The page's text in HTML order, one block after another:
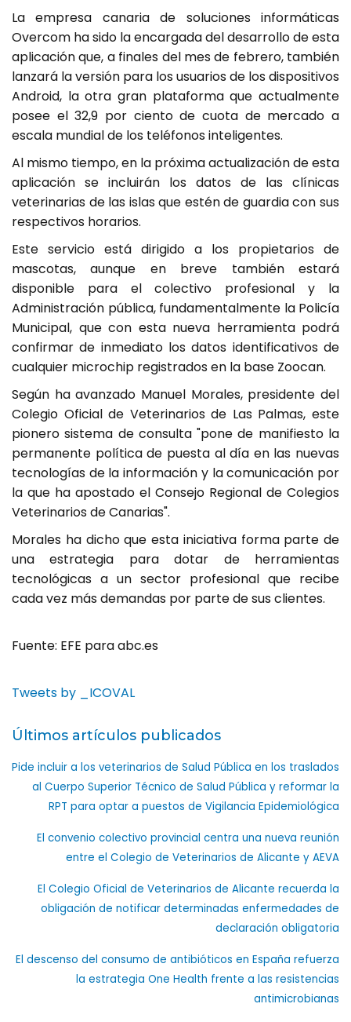
La empresa canaria de soluciones informáticas
Overcom ha sido la encargada del desarrollo de esta
aplicación que, a finales del mes de febrero, también
lanzará la versión para los usuarios de los dispositivos
Android, la otra gran plataforma que actualmente
posee el 32,9 por ciento de cuota de mercado a
escala mundial de los teléfonos inteligentes.
Al mismo tiempo, en la próxima actualización de esta
aplicación se incluirán los datos de las clínicas
veterinarias de las islas que estén de guardia con sus
respectivos horarios.
Este servicio está dirigido a los propietarios de
mascotas, aunque en breve también estará
disponible para el colectivo profesional y la
Administración pública, fundamentalmente la Policía
Municipal, que con esta nueva herramienta podrá
confirmar de inmediato los datos identificativos de
cualquier microchip registrados en la base Zoocan.
Según ha avanzado Manuel Morales, presidente del
Colegio Oficial de Veterinarios de Las Palmas, este
pionero sistema de consulta "pone de manifiesto la
permanente política de puesta al día en las nuevas
tecnologías de la información y la comunicación por
la que ha apostado el Consejo Regional de Colegios
Veterinarios de Canarias".
Morales ha dicho que esta iniciativa forma parte de
una estrategia para dotar de herramientas
tecnológicas a un sector profesional que recibe
cada vez más demandas por parte de sus clientes.
Fuente: EFE para abc.es
Tweets by _ICOVAL
Últimos artículos publicados
Pide incluir a los veterinarios de Salud Pública en los traslados
al Cuerpo Superior Técnico de Salud Pública y reformar la
RPT para optar a puestos de Vigilancia Epidemiológica
El convenio colectivo provincial centra una nueva reunión
entre el Colegio de Veterinarios de Alicante y AEVA
El Colegio Oficial de Veterinarios de Alicante recuerda la
obligación de notificar determinadas enfermedades de
declaración obligatoria
El descenso del consumo de antibióticos en España refuerza
la estrategia One Health frente a las resistencias
antimicrobianas